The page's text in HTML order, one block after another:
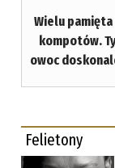
Wielu
kompotów.
owoc
Felietony